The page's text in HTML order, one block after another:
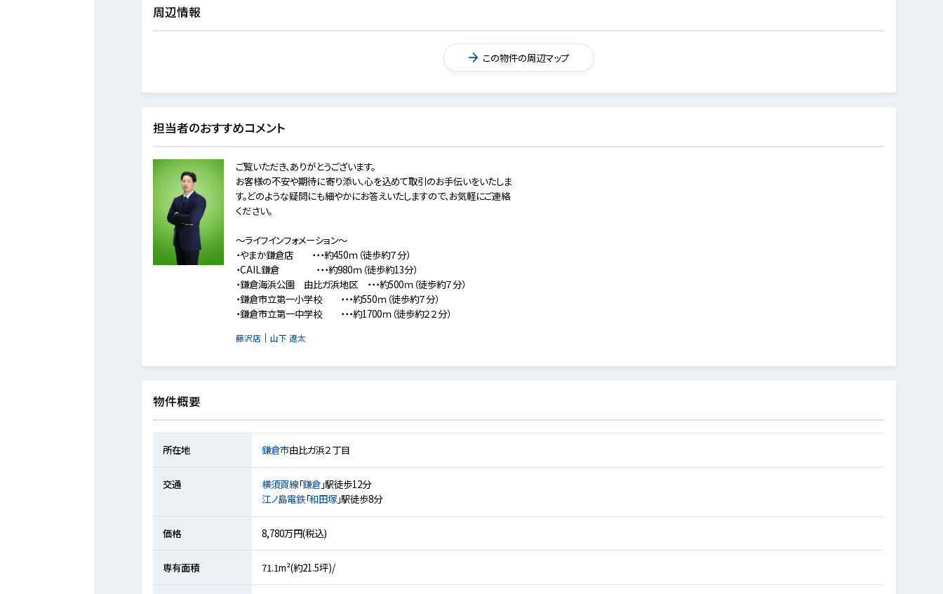
周辺情報
この物件の周辺マップ
担当者のおすすめコメント
ご覧いただき、ありがとうございます。
お客様の不安や期待に寄り添い、心を込めて取引のお手伝いをいたしま
す。どのような疑問にも細やかにお答えいたしますので、お気軽にご連絡
ください。
～ライフインフォメーション～
・やまか鎌倉店 ・・・約450ｍ（徒歩約７分）
・CAIL鎌倉 ・・・約980ｍ（徒歩約13分）
・鎌倉海浜公園 由比ガ浜地区 ・・・約500ｍ（徒歩約７分）
・鎌倉市立第一小学校 ・・・約550ｍ（徒歩約７分）
・鎌倉市立第一中学校 ・・・約1700ｍ（徒歩約２２分）
藤沢店｜ 山下 遼太
物件概要
所在地 鎌倉市由比ガ浜２丁目
交通 横須賀線「鎌倉」駅徒歩12分
江ノ島電鉄「和田塚」駅徒歩8分
価格 8,780万円(税込)
専有面積 71.1m²(約21.5坪)/